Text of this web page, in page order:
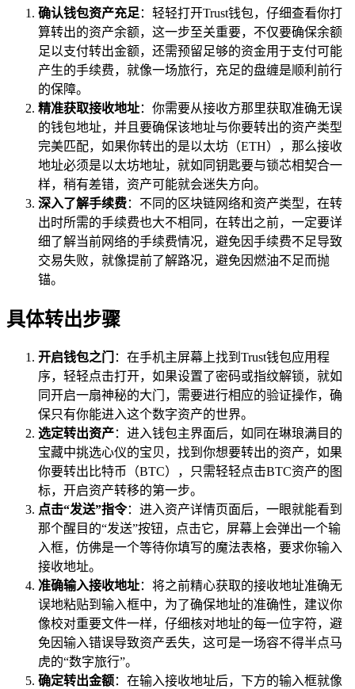
确认钱包资产充足 ：轻轻打开Trust钱包，仔细查看你打
算转出的资产余额，这一步至关重要，不仅要确保余额
足以支付转出金额，还需预留足够的资金用于支付可能
产生的手续费，就像一场旅行，充足的盘缠是顺利前行
的保障。
精准获取接收地址：你需要从接收方那里获取准确无误
的钱包地址，并且要确保该地址与你要转出的资产类型
完美匹配，如果你转出的是以太坊（ETH），那么接收
地址必须是以太坊地址，就如同钥匙要与锁芯相契合一
样，稍有差错，资产可能就会迷失方向。
深入了解手续费：不同的区块链网络和资产类型，在转
出时所需的手续费也大不相同，在转出之前，一定要详
细了解当前网络的手续费情况，避免因手续费不足导致
交易失败，就像提前了解路况，避免因燃油不足而抛
锚。
具体转出步骤
开启钱包之门
：在手机主屏幕上找到Trust钱包应用程
序，轻轻点击打开，如果设置了密码或指纹解锁，就如
同开启一扇神秘的大门，需要进行相应的验证操作，确
保只有你能进入这个数字资产的世界。
选定转出资产：进入钱包主界面后，如同在琳琅满目的
宝藏中挑选心仪的宝贝，找到你想要转出的资产，如果
你要转出比特币（BTC），只需轻轻点击BTC资产的图
标，开启资产转移的第一步。
点击“发送”指令：进入资产详情页面后，一眼就能看到
那个醒目的“发送”按钮，点击它，屏幕上会弹出一个输
入框，仿佛是一个等待你填写的魔法表格，要求你输入
接收地址。
准确输入接收地址：将之前精心获取的接收地址准确无
误地粘贴到输入框中，为了确保地址的准确性，建议你
像校对重要文件一样，仔细核对地址的每一位字符，避
免因输入错误导致资产丢失，这可是一场容不得半点马
虎的“数字旅行”。
确定转出金额：在输入接收地址后，下方的输入框就像